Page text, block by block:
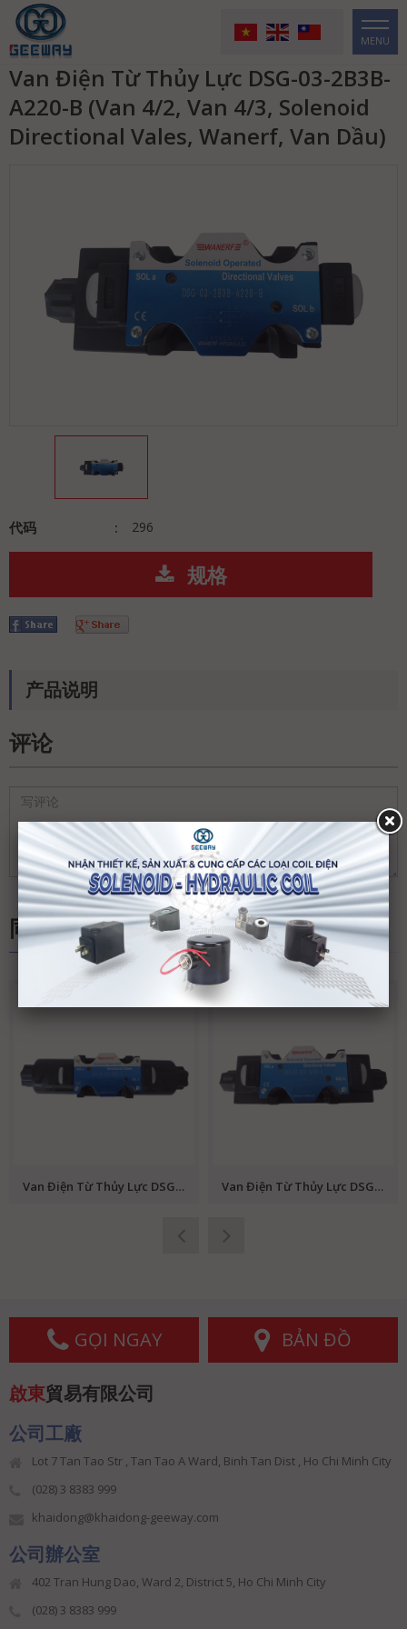
MENU
Van Điện Từ Thủy Lực DSG-03-2B3B-
A220-B (Van 4/2, Van 4/3, Solenoid
Directional Vales, Wanerf, Van Dầu)
代码 296
规格
产品说明
评论
同类产品
Van Điện Từ Thủy Lực DSG-03-3C2-R220-B (Van 4/2, Van 4/3, Solenoid Directional Vales, Wanerf, Van Dầu) Van Điện Từ Thủy Lực DSG-03-3C2-A220-B (Van 4/2, Van 4/3, Solenoid Directional Vales, Wanerf, Van Dầu)
GỌI NGAY BẢN ĐỒ
啟東貿易有限公司
公司工廠
Lot 7 Tan Tao Str , Tan Tao A Ward, Binh Tan Dist , Ho Chi Minh City
(028) 3 8383 999
khaidong@khaidong-geeway.com
公司辦公室
402 Tran Hung Dao, Ward 2, District 5, Ho Chi Minh City
(028) 3 8383 999